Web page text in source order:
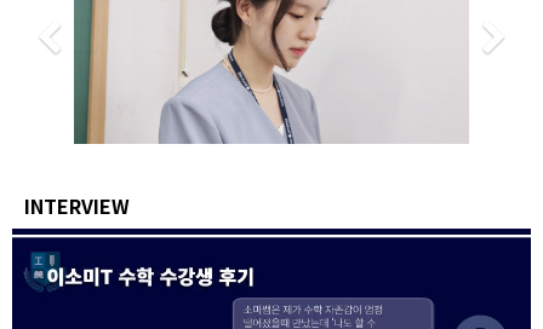
Previous
INTERVIEW